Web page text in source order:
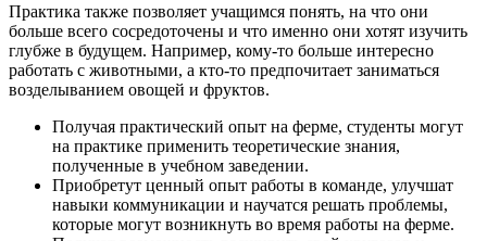
Практика также позволяет учащимся понять, на что они
больше всего сосредоточены и что именно они хотят изучить
глубже в будущем. Например, кому-то больше интересно
работать с животными, а кто-то предпочитает заниматься
возделыванием овощей и фруктов.
Получая практический опыт на ферме, студенты могут
на практике применить теоретические знания,
полученные в учебном заведении.
Приобретут ценный опыт работы в команде, улучшат
навыки коммуникации и научатся решать проблемы,
которые могут возникнуть во время работы на ферме.